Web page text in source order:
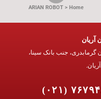
ARIAN ROBOT > Home
آریان
گرمابدری، جنب بانک سینا،